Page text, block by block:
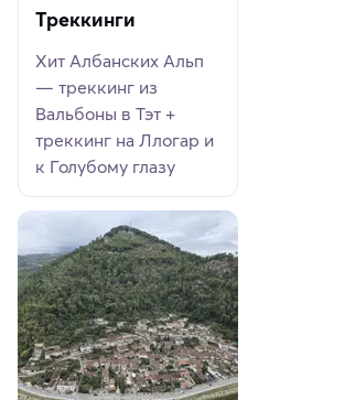
Треккинги
Хит Албанских Альп
— треккинг из
Вальбоны в Тэт +
треккинг на Ллогар и
к Голубому глазу